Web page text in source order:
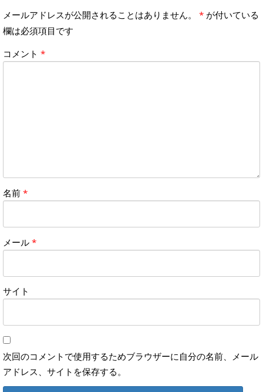
メールアドレスが公開されることはありません。 * が付いている
欄は必須項目です
コメント *
名前 *
メール *
サイト
次回のコメントで使用するためブラウザーに自分の名前、メール
アドレス、サイトを保存する。